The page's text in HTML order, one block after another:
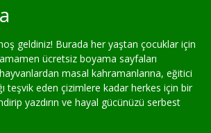
geldiniz! Burada her yaştan çocuklar için
ücretsiz boyama sayfaları
masal kahramanlarına, eğitici
teşvik eden çizimlere kadar herkes için bir
yazdırın ve hayal gücünüzü serbest